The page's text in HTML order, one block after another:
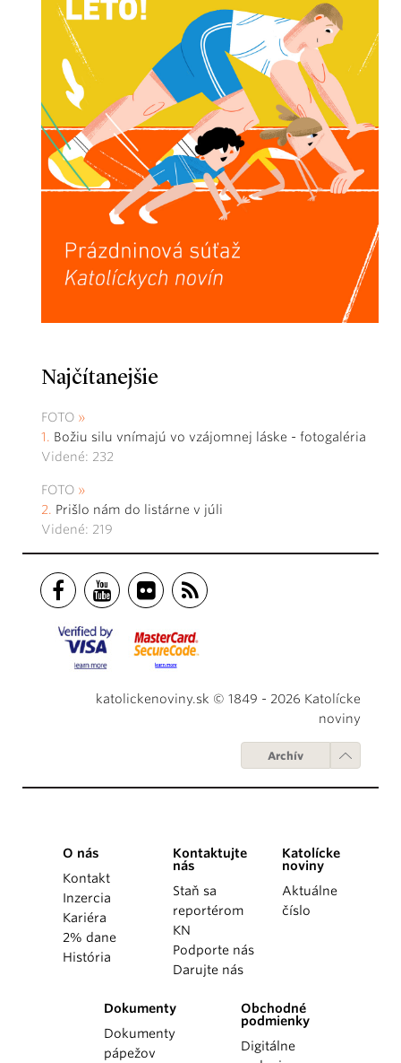
Najčítanejšie
FOTO
Božiu silu vnímajú vo vzájomnej láske - fotogaléria
Videné: 232
FOTO
Prišlo nám do listárne v júli
Videné: 219
katolickenoviny.sk © 1849 - 2026 Katolícke
noviny
Archív
O nás
Kontakt
Inzercia
Kariéra
2% dane
História
Kontaktujte
nás
Staň sa
reportérom
KN
Podporte nás
Darujte nás
Katolícke
noviny
Aktuálne
číslo
Dokumenty
Dokumenty
pápežov
Obchodné
podmienky
Digitálne